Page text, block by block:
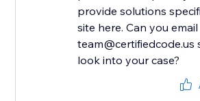
provide solutions
site here. Can you email
team@certifiedcode.us
look into your case?